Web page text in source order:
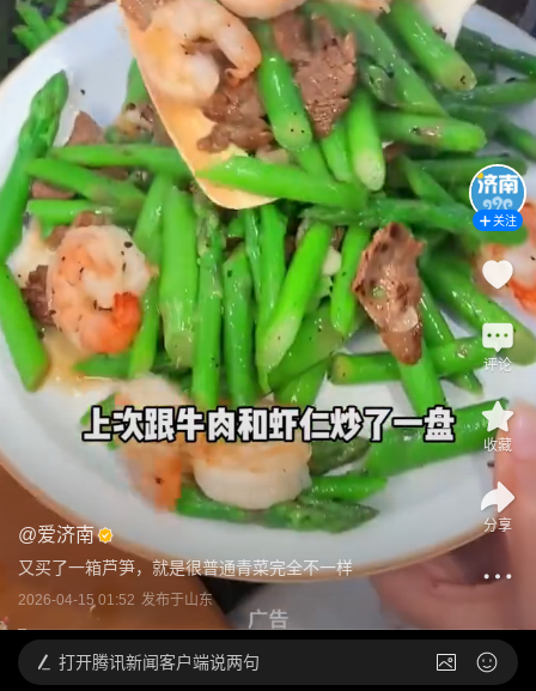
@爱济南
又买了一箱芦笋，就是很普通青菜完全不一样
2026-04-15 01:52 发布于山东
关注
评论
收藏
分享
打开腾讯新闻客户端说两句